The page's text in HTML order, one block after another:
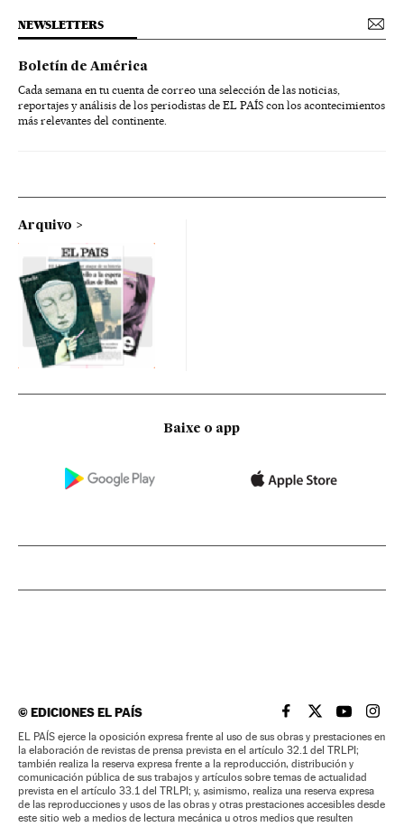
NEWSLETTERS
Boletín de América
Cada semana en tu cuenta de correo una selección de las noticias,
reportajes y análisis de los periodistas de EL PAÍS con los acontecimientos
más relevantes del continente.
Arquivo
Baixe o app
©EDICIONES EL PAÍS EL PAÍS BRASIL EN
EL PAÍSEL PAÍS
EL
EL PAÍS ejerce la oposición expresa frente al uso de sus obras y prestaciones en
la elaboración de revistas de prensa prevista en el artículo 32.1 del TRLPI;
también realiza la reserva expresa frente a la reproducción, distribución y
comunicación pública de sus trabajos y artículos sobre temas de actualidad
prevista en el artículo 33.1 del TRLPI; y, asimismo, realiza una reserva expresa
de las reproducciones y usos de las obras y otras prestaciones accesibles desde
este sitio web a medios de lectura mecánica u otros medios que resulten